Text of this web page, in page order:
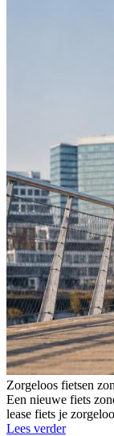
Zorgeloos fietsen
Een nieuwe fiets
lease fiets je
Lees verder